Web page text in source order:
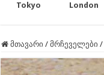
Tokyo London
მთავარი / მრჩეველები /